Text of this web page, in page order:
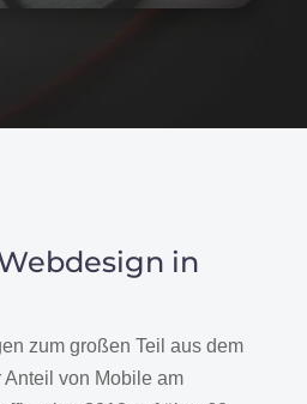
in
zum großen Teil aus dem
von Mobile am